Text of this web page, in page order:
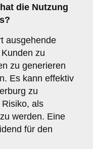
die Nutzung
?
ausgehende
zu
zu generieren
Es kann effektiv
zu
als
werden. Eine
für den